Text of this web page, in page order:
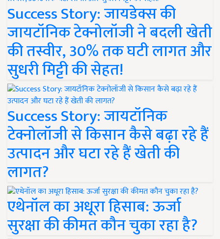
Success Story: जायडेक्स की
जायटॉनिक टेक्नोलॉजी ने बदली खेती
की तस्वीर, 30% तक घटी लागत और
सुधरी मिट्टी की सेहत!
Success Story: जायटॉनिक
टेक्नोलॉजी से किसान कैसे बढ़ा रहे हैं
उत्पादन और घटा रहे हैं खेती की
लागत?
एथेनॉल का अधूरा हिसाब: ऊर्जा
सुरक्षा की कीमत कौन चुका रहा है?